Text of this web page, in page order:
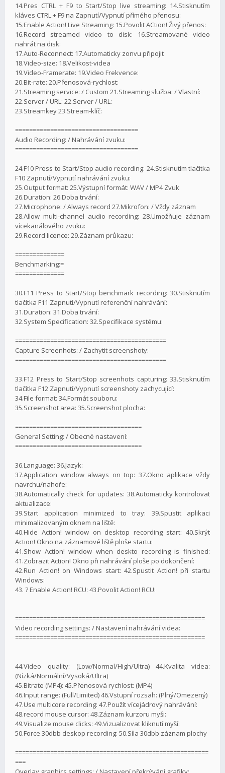
14.Pres CTRL + F9 to Start/Stop live streaming: 14.Stisknutím
kláves CTRL + F9 na Zapnutí/Vypnutí přímého přenosu:
15.Enable Action! Live Streaming: 15.Povolit ACtion! Živý přenos:
16.Record streamed video to disk: 16.Streamované video
nahrát na disk:
17.Auto-Reconnect: 17.Automaticky zonvu připojit
18.Video-size: 18.Velikost-videa
19.Video-Framerate: 19.Video Frekvence:
20.Bit-rate: 20.Přenosová-rychlost:
21.Streaming service: / Custom 21.Streaming služba: / Vlastní:
22.Server / URL: 22.Server / URL:
23.Streamkey 23.Stream-klíč:
===================================
Audio Recording: / Nahrávání zvuku:
===================================
24.F10 Press to Start/Stop audio recording: 24.Stisknutím tlačítka
F10 Zapnutí/Vypnutí nahrávání zvuku:
25.Output format: 25.Výstupní formát: WAV / MP4 Zvuk
26.Duration: 26.Doba trvání:
27.Microphone: / Always record 27.Mikrofon: / Vždy záznam
28.Allow multi-channel audio recording: 28.Umožňuje záznam
vícekanálového zvuku:
29.Record licence: 29.Záznam průkazu:
==============
Benchmarking:=
==============
30.F11 Press to Start/Stop benchmark recording: 30.Stisknutím
tlačítka F11 Zapnutí/Vypnutí referenční nahrávání:
31.Duration: 31.Doba trvání:
32.System Specification: 32.Specifikace systému:
===========================================
Capture Screenhots: / Zachytit screenshoty:
===========================================
33.F12 Press to Start/Stop screenhots capturing: 33.Stisknutím
tlačítka F12 Zapnutí/Vypnutí screenshoty zachycující:
34.File format: 34.Formát souboru:
35.Screenshot area: 35.Screenshot plocha:
====================================
General Setting: / Obecné nastavení:
====================================
36.Language: 36.Jazyk:
37.Application window always on top: 37.Okno aplikace vždy
navrchu/nahoře:
38.Automatically check for updates: 38.Automaticky kontrolovat
aktualizace:
39.Start application minimized to tray: 39.Spustit aplikaci
minimalizovaným oknem na liště:
40.Hide Action! window on desktop recording start: 40.Skrýt
Action! Okno na záznamové liště ploše startu:
41.Show Action! window when deskto recording is finished:
41.Zobrazit Action! Okno při nahrávání ploše po dokončení:
42.Run Action! on Windows start: 42.Spustit Action! při startu
Windows:
43. ? Enable Action! RCU: 43.Povolit Action! RCU:
======================================================
Video recording settings: / Nastavení nahrávání videa:
======================================================
44.Video quality: (Low/Normal/High/Ultra) 44.Kvalita videa:
(Nízká/Normální/Vysoká/Ultra)
45.Bitrate (MP4): 45.Přenosová rychlost: (MP4)
46.Input range: (Full/Limited) 46.Vstupní rozsah: (Plný/Omezený)
47.Use multicore recording: 47.Použít vícejádrový nahrávání:
48.record mouse cursor: 48.Záznam kurzoru myši:
49.Visualize mouse clicks: 49.Vizualizovat kliknutí myší:
50.Force 30dbb deskop recording: 50.Síla 30dbb záznam plochy
=======================================================
===